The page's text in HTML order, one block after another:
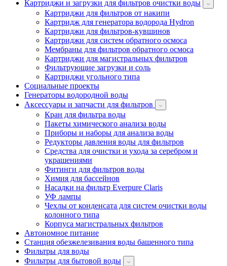
Картриджи и загрузки для фильтров очистки воды
Картриджи для фильтров от накипи
Картридж для генератора водорода Hydron
Картриджи для фильтров-кувшинов
Картриджи для систем обратного осмоса
Мембраны для фильтров обратного осмоса
Картриджи для магистральных фильтров
Фильтрующие загрузки и соль
Картриджи угольного типа
Социальные проекты
Генераторы водородной воды
Аксессуары и запчасти для фильтров
Кран для фильтра воды
Пакеты химического анализа воды
Приборы и наборы для анализа воды
Редукторы давления воды для фильтров
Средства для очистки и ухода за серебром и
украшениями
Фитинги для фильтров воды
Химия для бассейнов
Насадки на фильтр Everpure Claris
УФ лампы
Чехлы от конденсата для систем очистки воды
колонного типа
Корпуса магистральных фильтров
Автономное питание
Станция обезжелезивания воды башенного типа
Фильтры для воды
Фильтры для бытовой воды